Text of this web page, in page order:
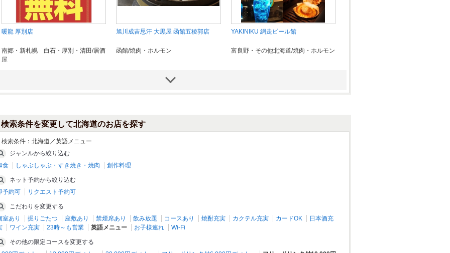
暖龍 厚別店
南郷・新札幌 白石・厚別・清田/居酒
屋
旭川成吉思汗 大黒屋 函館五稜郭店
函館/焼肉・ホルモン
YAKINIKU 網走ビール館
富良野・その他北海道/焼肉・ホルモン
大雪地ビール館
旭川/居酒屋
炭焼 炙屋
検索条件を変更して北海道のお店を探す
検索条件： 北海道／英語メニュー
ジャンルから絞り込む
食
しゃぶしゃぶ・すき焼き・焼肉 創作料理
ネット予約から絞り込む
予約可
リクエスト予約可
こだわりを変更する
室あり
掘りごたつ 座敷あり 禁煙席あり 飲み放題 コースあり 焼酎充実 カクテル充実 カードOK
日本酒充
ワイン充実 23時～も営業 英語メニュー お子様連れ Wi-Fi
その他の限定コースを変更する